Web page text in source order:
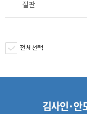
절판
전체선택